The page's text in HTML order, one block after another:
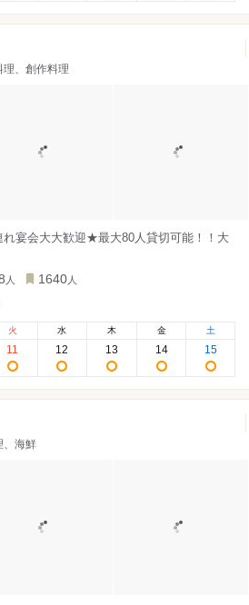
、創作料理
れ宴会大大歓迎★最大80人貸切可能！！大
人 1640 人
火
11
水
12
木
13
金
14
土
15
、海鮮